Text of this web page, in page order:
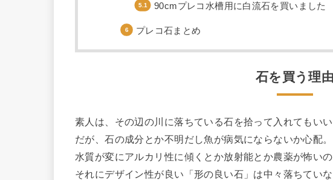
90cmプレコ水槽用に白流石を買いました
プレコ石まとめ
石を買う理由
素人は、その辺の川に落ちている石を拾って入れてもいい
だが、石の成分とか不明だし魚が病気にならないか心配。
水質が変にアルカリ性に傾くとか放射能とか農薬が怖いの
それにデザイン性が良い「形の良い石」は中々落ちていな